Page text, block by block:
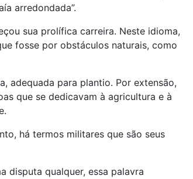
arredondada”.
sua prolífica carreira. Neste idioma,
fosse por obstáculos naturais, como
adequada para plantio. Por extensão,
que se dedicavam à agricultura e à
há termos militares que são seus
disputa qualquer, essa palavra